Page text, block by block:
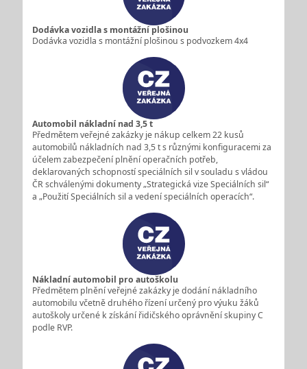
Dodávka vozidla s montážní plošinou
Dodávka vozidla s montážní plošinou s podvozkem 4x4
Automobil nákladní nad 3,5 t
Předmětem veřejné zakázky je nákup celkem 22 kusů
automobilů nákladních nad 3,5 t s různými konfiguracemi za
účelem zabezpečení plnění operačních potřeb,
deklarovaných schopností speciálních sil v souladu s vládou
ČR schválenými dokumenty „Strategická vize Speciálních sil“
a „Použití Speciálních sil a vedení speciálních operacích“.
Nákladní automobil pro autoškolu
Předmětem plnění veřejné zakázky je dodání nákladního
automobilu včetně druhého řízení určený pro výuku žáků
autoškoly určené k získání řidičského oprávnění skupiny C
podle RVP.